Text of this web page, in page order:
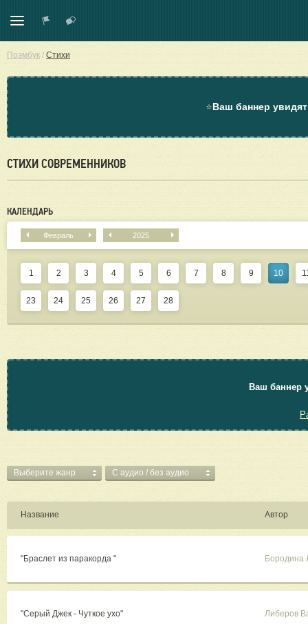
Поэмбук / Стихи
⭐Ваш баннер
СТИХИ СОВРЕМЕННИКОВ
КАЛЕНДАРЬ
Февраль 2025
1 2 3 4 5 6 7 8 9 10
23 24 25 26 27 28
Ваш баннер
Выберите жанр C аудио / без аудио
Название Автор
"Браслет из паракорда " Бородина
"Серый Джек - Чуткое ухо" Либеров